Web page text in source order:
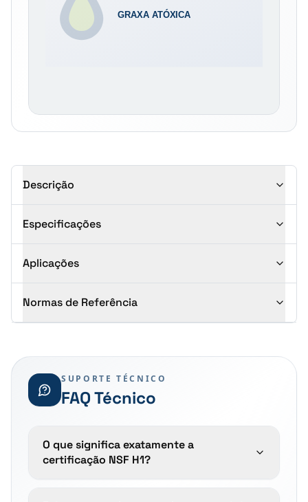
Descrição
Especificações
Aplicações
Normas de Referência
SUPORTE TÉCNICO
FAQ Técnico
O que significa exatamente a
certificação NSF H1?